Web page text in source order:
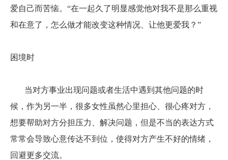
爱自己而苦恼。 “在一起久了明显感觉他对我不是那么重视
和在意了，怎么做才能改变这种情况、让他更爱我？”
困境时
当对方事业出现问题或者生活中遇到其他问题的时
候，作为另一半，很多女性虽然心里担心、很心疼对方，
想要帮助对方分担压力、解决问题，但是不当的表达方式
常常会导致心意传达不到位，使得对方产生不好的情绪，
回避更多交流。